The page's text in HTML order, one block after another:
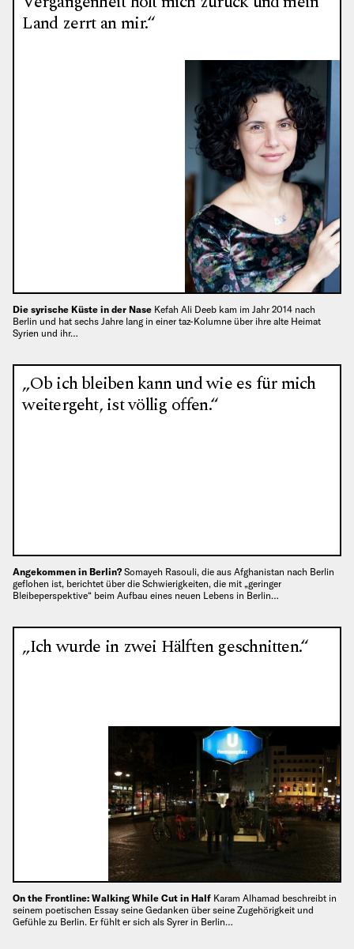
Land zerrt an mir.“
Die syrische Küste in der Nase Kefah Ali Deeb kam im Jahr 2014 nach
Berlin und hat sechs Jahre lang in einer taz-Kolumne über ihre alte Heimat
Syrien und ihr…
„Ob ich bleiben kann und wie es für mich
weitergeht, ist völlig offen.“
Angekommen in Berlin? Somayeh Rasouli, die aus Afghanistan nach Berlin
geflohen ist, berichtet über die Schwierigkeiten, die mit „geringer
Bleibeperspektive“ beim Aufbau eines neuen Lebens in Berlin…
„Ich wurde in zwei Hälften geschnitten.“
On the Frontline: Walking While Cut in Half Karam Alhamad beschreibt in
seinem poetischen Essay seine Gedanken über seine Zugehörigkeit und
Gefühle zu Berlin. Er fühlt er sich als Syrer in Berlin…